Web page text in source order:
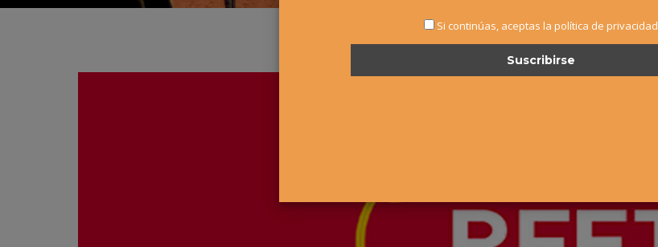
Si continúas, aceptas la política de privacidad